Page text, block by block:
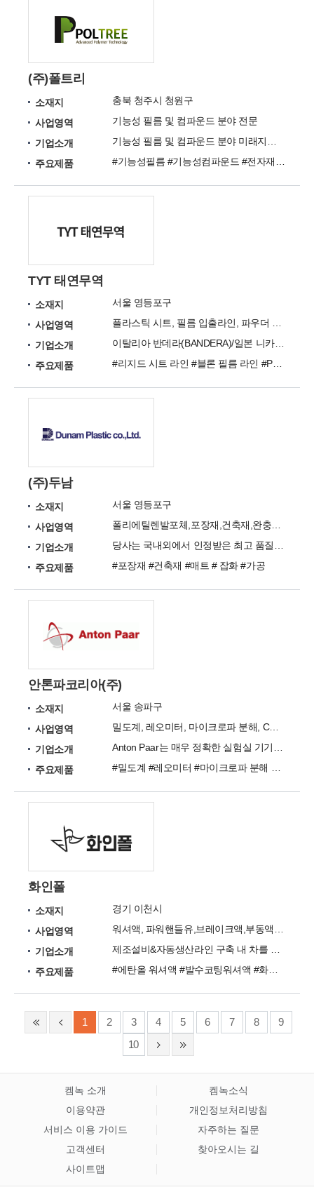
(주)폴트리
소재지
충북 청주시 청원구
사업영역
기능성 필름 및 컴파운드 분야 전문
기업소개
주요제품
TYT 태연무역
소재지
서울 영등포구
사업영역
기업소개
이탈리아 반데라(BANDERA)/일본 니카(NIKKA)의 한국 에이전트
주요제품
#리지드 시트 라인 #블론 필름 라인 #PVC 펠레타이징 라인 #정전기 제전바(이오나이저) #Mixer(배합기)
(주)두남
소재지
서울 영등포구
사업영역
기업소개
주요제품
#포장재 #건축재 #매트 # 잡화 #가공
안톤파코리아(주)
소재지
서울 송파구
사업영역
밀도계, 레오미터, 마이크로파 분해, CO2,산소 및 TPO 측정기, 점도계, 입도 분석기
기업소개
주요제품
화인폴
소재지
경기 이천시
사업영역
기업소개
주요제품
1 2 3 4 5 6 7 8
9
10
켐녹 소개
켐녹소식
이용약관
개인정보처리방침
서비스 이용 가이드
자주하는 질문
고객센터
찾아오시는 길
사이트맵